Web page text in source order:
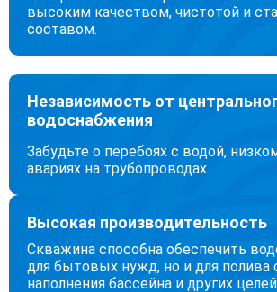
высоким качеством, чистотой и
составом.
Независимость от
водоснабжения
Забудьте о перебоях с водой,
авариях на трубопроводах.
Высокая производительность
Скважина способна обеспечить
для бытовых нужд, но и для полива
наполнения бассейна и других